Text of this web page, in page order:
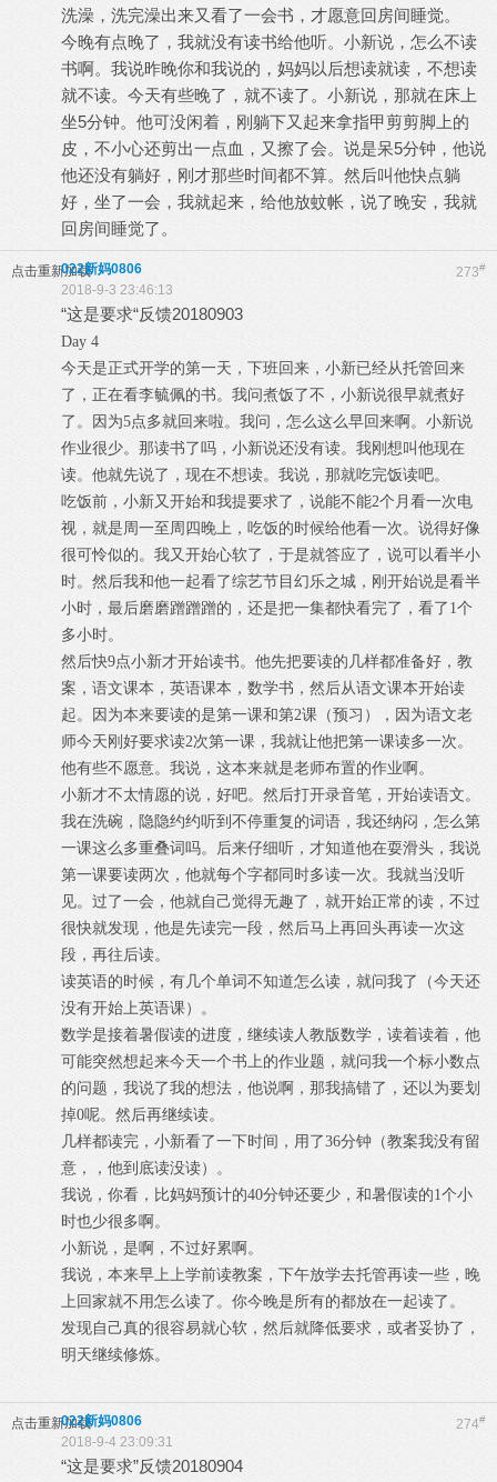
洗澡，洗完澡出来又看了一会书，才愿意回房间睡觉。
今晚有点晚了，我就没有读书给他听。小新说，怎么不读
书啊。我说昨晚你和我说的，妈妈以后想读就读，不想读
就不读。今天有些晚了，就不读了。小新说，那就在床上
坐5分钟。他可没闲着，刚躺下又起来拿指甲剪剪脚上的
皮，不小心还剪出一点血，又擦了会。说是呆5分钟，他说
他还没有躺好，刚才那些时间都不算。然后叫他快点躺
好，坐了一会，我就起来，给他放蚊帐，说了晚安，我就
回房间睡觉了。
点击重新加载 273#
022新妈0806
2018-9-3 23:46:13
“这是要求“反馈20180903
Day 4
今天是正式开学的第一天，下班回来，小新已经从托管回来
了，正在看李毓佩的书。我问煮饭了不，小新说很早就煮好
了。因为5点多就回来啦。我问，怎么这么早回来啊。小新说
作业很少。那读书了吗，小新说还没有读。我刚想叫他现在
读。他就先说了，现在不想读。我说，那就吃完饭读吧。
吃饭前，小新又开始和我提要求了，说能不能2个月看一次电
视，就是周一至周四晚上，吃饭的时候给他看一次。说得好像
很可怜似的。我又开始心软了，于是就答应了，说可以看半小
时。然后我和他一起看了综艺节目幻乐之城，刚开始说是看半
小时，最后磨磨蹭蹭蹭的，还是把一集都快看完了，看了1个
多小时。
然后快9点小新才开始读书。他先把要读的几样都准备好，教
案，语文课本，英语课本，数学书，然后从语文课本开始读
起。因为本来要读的是第一课和第2课（预习），因为语文老
师今天刚好要求读2次第一课，我就让他把第一课读多一次。
他有些不愿意。我说，这本来就是老师布置的作业啊。
小新才不太情愿的说，好吧。然后打开录音笔，开始读语文。
我在洗碗，隐隐约约听到不停重复的词语，我还纳闷，怎么第
一课这么多重叠词吗。后来仔细听，才知道他在耍滑头，我说
第一课要读两次，他就每个字都同时多读一次。我就当没听
见。过了一会，他就自己觉得无趣了，就开始正常的读，不过
很快就发现，他是先读完一段，然后马上再回头再读一次这
段，再往后读。
读英语的时候，有几个单词不知道怎么读，就问我了（今天还
没有开始上英语课）。
数学是接着暑假读的进度，继续读人教版数学，读着读着，他
可能突然想起来今天一个书上的作业题，就问我一个标小数点
的问题，我说了我的想法，他说啊，那我搞错了，还以为要划
掉0呢。然后再继续读。
几样都读完，小新看了一下时间，用了36分钟（教案我没有留
意，，他到底读没读）。
我说，你看，比妈妈预计的40分钟还要少，和暑假读的1个小
时也少很多啊。
小新说，是啊，不过好累啊。
我说，本来早上上学前读教案，下午放学去托管再读一些，晚
上回家就不用怎么读了。你今晚是所有的都放在一起读了。
发现自己真的很容易就心软，然后就降低要求，或者妥协了，
明天继续修炼。
点击重新加载 274#
022新妈0806
2018-9-4 23:09:31
“这是要求”反馈20180904